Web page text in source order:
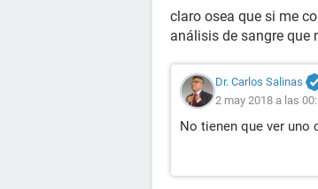
claro osea que si me
análisis de sangre que
Dr. Carlos Salinas
2 may 2018 a las
No tienen que ver uno